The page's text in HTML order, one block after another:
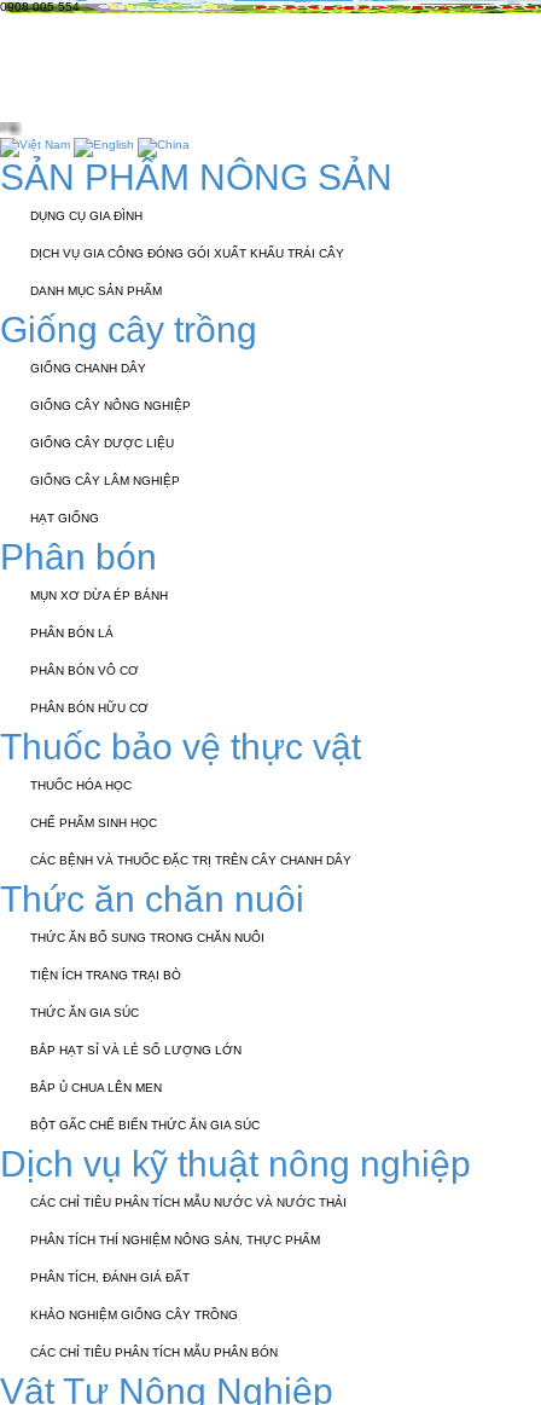
0908 005 554
SẢN PHẨM NÔNG SẢN
DỤNG CỤ GIA ĐÌNH
DỊCH VỤ GIA CÔNG ĐÓNG GÓI XUẤT KHẨU TRÁI CÂY
DANH MỤC SẢN PHẨM
Giống cây trồng
GIỐNG CHANH DÂY
GIỐNG CÂY NÔNG NGHIỆP
GIỐNG CÂY DƯỢC LIỆU
GIỐNG CÂY LÂM NGHIỆP
HẠT GIỐNG
Phân bón
MỤN XƠ DỪA ÉP BÁNH
PHÂN BÓN LÁ
PHÂN BÓN VÔ CƠ
PHÂN BÓN HỮU CƠ
Thuốc bảo vệ thực vật
THUỐC HÓA HỌC
CHẾ PHẨM SINH HỌC
CÁC BỆNH VÀ THUỐC ĐẶC TRỊ TRÊN CÂY CHANH DÂY
Thức ăn chăn nuôi
THỨC ĂN BỔ SUNG TRONG CHĂN NUÔI
TIỆN ÍCH TRANG TRẠI BÒ
THỨC ĂN GIA SÚC
BẮP HẠT SỈ VÀ LẺ SỐ LƯỢNG LỚN
BẮP Ủ CHUA LÊN MEN
BỘT GẤC CHẾ BIẾN THỨC ĂN GIA SÚC
Dịch vụ kỹ thuật nông nghiệp
CÁC CHỈ TIÊU PHÂN TÍCH MẪU NƯỚC VÀ NƯỚC THẢI
PHÂN TÍCH THÍ NGHIỆM NÔNG SẢN, THỰC PHẨM
PHÂN TÍCH, ĐÁNH GIÁ ĐẤT
KHẢO NGHIỆM GIỐNG CÂY TRỒNG
CÁC CHỈ TIÊU PHÂN TÍCH MẪU PHÂN BÓN
Vật Tư Nông Nghiệp